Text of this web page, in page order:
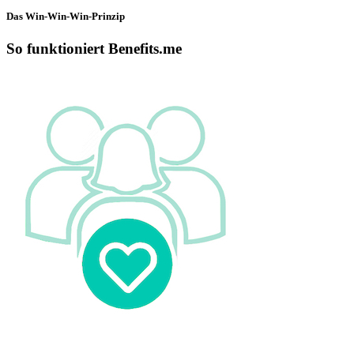
Das Win-Win-Win-Prinzip
So funktioniert Benefits.me